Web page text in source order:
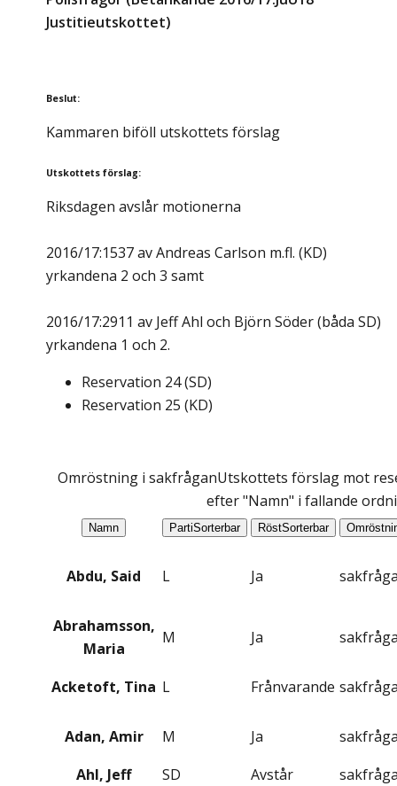
Justitieutskottet)
Beslut:
Kammaren biföll utskottets förslag
Utskottets förslag:
Riksdagen avslår motionerna
2016/17:1537 av Andreas Carlson m.fl. (KD)
yrkandena 2 och 3 samt
2016/17:2911 av Jeff Ahl och Björn Söder (båda SD)
yrkandena 1 och 2.
Reservation 24(SD)
Reservation 25 (KD)
Omröstning i sakfråganUtskottets förslag mot
efter "Namn" i fallande
Namn PartiSorterbar RöstSorterbar
Abdu, Said L Ja
Abrahamsson,
Maria
M Ja
Acketoft, Tina L Frånvarande
Adan, Amir M Ja
Ahl, Jeff
SD Avstår